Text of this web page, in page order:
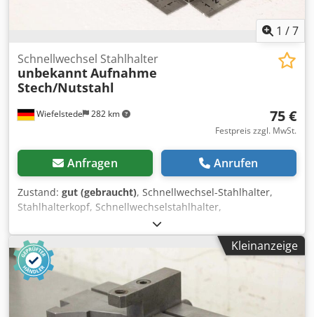
1 /7
Wiefelstede 282 km
Schnellwechsel Stahlhalter
unbekanntAufnahme
Stech/Nutstahl
75 €
Festpreis zzgl. MwSt.
Anfragen Anrufen
Zustand: gut (gebraucht), Schnellwechsel-Stahlhalter,
Stahlhalterkopf, Schnellwechselstahlhalter,
Schnellwechsel-Bohrstahlhalter, Schnellwechsel-
Bohrstangenhalter, Schnellwechsel-Drehstahlhalter,
Stahlhalter -Schnellwechsel Stahlhalter: Schnellwechsel-
Drehstahlhalter Dodozhuwwspfx Alceck -
Aufnahmeabmessungen: siehe Fotos -
Spanwerkzeugaufnahme: für Stech/Nutstahl -
Abmessungen: 140/60/H125 mm -Gewicht: 1,9 kg
Kleinanzeige